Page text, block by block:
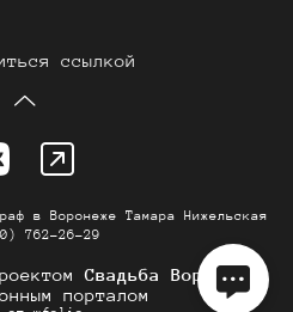
ссылкой
в Воронеже Тамара Нижельская
762-26-29
Свадьба Воронеж -
порталом